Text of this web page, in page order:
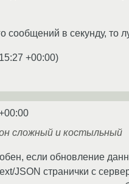
сообщений в секунду, то
+00:00)
сложный и костыльный
если обновление
JSON странички с